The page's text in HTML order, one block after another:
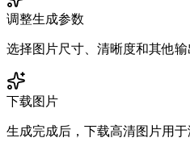
调整生成参数
选择图片尺寸、清晰度和其他输
下载图片
生成完成后，下载高清图片用于